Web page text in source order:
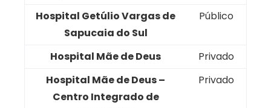
Hospital Getúlio Vargas de
Sapucaia do Sul
Público
Hospital Mãe de Deus
Privado
Hospital Mãe de Deus –
Centro Integrado de
Privado